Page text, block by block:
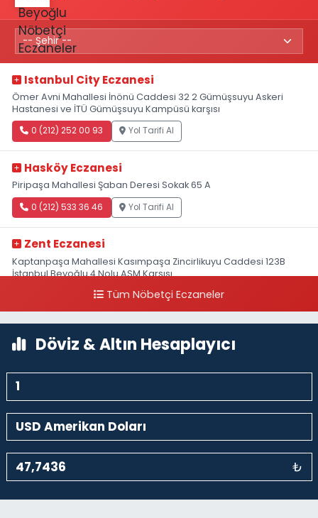
Istanbul City Eczanesi
Ömer Avni Mahallesi İnönü Caddesi 32 2 Gümüşsuyu Askeri
Hastanesi ve İTÜ Gümüşsuyu Kampüsü karşısı
0 (212) 252 00 93 Yol Tarifi Al
Hasköy Eczanesi
Piripaşa Mahallesi Şaban Deresi Sokak 65 A
0 (212) 533 36 46 Yol Tarifi Al
Zent Eczanesi
Kaptanpaşa Mahallesi Kasımpaşa Zincirlikuyu Caddesi 123B
İstanbul Beyoğlu 4 Nolu ASM Karşısı
0 (212) 297 96 92 Yol Tarifi Al
Tüm Nöbetçi Eczaneler
Döviz & Altın Hesaplayıcı
₺